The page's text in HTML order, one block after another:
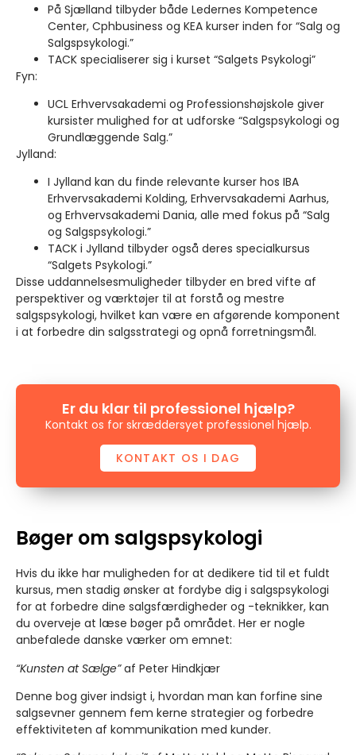
På Sjælland tilbyder både Ledernes Kompetence
Center, Cphbusiness og KEA kurser inden for “Salg og
Salgspsykologi.”
TACK specialiserer sig i kurset “Salgets Psykologi”
Fyn:
UCL Erhvervsakademi og Professionshøjskole giver
kursister mulighed for at udforske “Salgspsykologi og
Grundlæggende Salg.”
Jylland:
I Jylland kan du finde relevante kurser hos IBA
Erhvervsakademi Kolding, Erhvervsakademi Aarhus,
og Erhvervsakademi Dania, alle med fokus på “Salg
og Salgspsykologi.”
TACK i Jylland tilbyder også deres specialkursus
“Salgets Psykologi.”
Disse uddannelsesmuligheder tilbyder en bred vifte af
perspektiver og værktøjer til at forstå og mestre
salgspsykologi, hvilket kan være en afgørende komponent
i at forbedre din salgsstrategi og opnå forretningsmål.
Er du klar til professionel hjælp?
Kontakt os for skræddersyet professionel hjælp.
KONTAKT OS I DAG
Bøger om salgspsykologi
Hvis du ikke har muligheden for at dedikere tid til et fuldt
kursus, men stadig ønsker at fordybe dig i salgspsykologi
for at forbedre dine salgsfærdigheder og -teknikker, kan
du overveje at læse bøger på området. Her er nogle
anbefalede danske værker om emnet:
“Kunsten at Sælge”af Peter Hindkjær
Denne bog giver indsigt i, hvordan man kan forfine sine
salgsevner gennem fem kerne strategier og forbedre
effektiviteten af kommunikation med kunder.